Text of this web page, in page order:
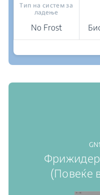
Тип на систем за
ладење
No Frost
ефикасност, висока
Led Illumination®:
Фрижидер
(Повеќе